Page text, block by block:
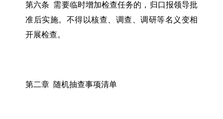
第六条 需要临时增加检查任务的，归口报领导批
准后实施。不得以核查、调查、调研等名义变相
开展检查。
第二章 随机抽查事项清单